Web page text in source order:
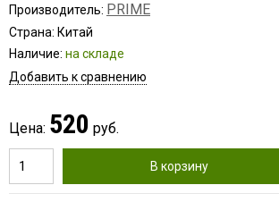
Производитель: PRIME
Страна: Китай
Наличие: на складе
Добавить к сравнению
Цена: 520 руб.
В корзину